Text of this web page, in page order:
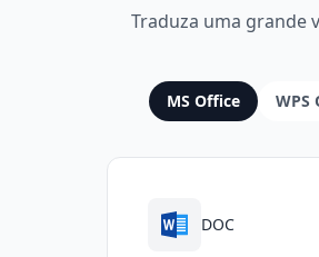
Traduza uma grande
MS Office WPS
DOC